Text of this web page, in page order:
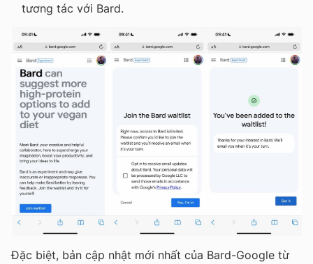
tương tác với Bard.
Đặc biệt, bản cập nhật mới nhất của Bard-Google từ